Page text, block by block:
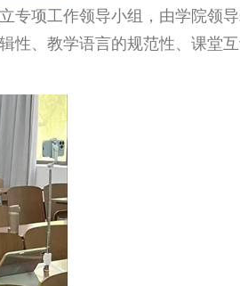
专项工作领导小组，由学院领
、教学语言的规范性、课堂互